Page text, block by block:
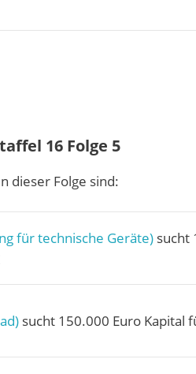
16 Folge 5
dieser Folge sind:
für technische Geräte) sucht
sucht 150.000 Euro Kapital